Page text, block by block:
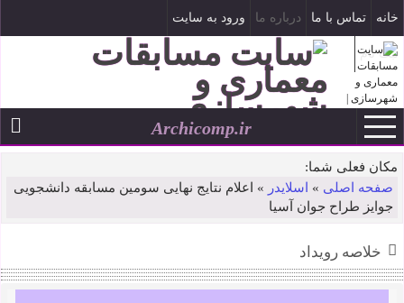
خانه تماس با ما درباره ما ورود به سایت
ثبت نام
Archicomp.ir
مکان فعلی شما:
صفحه اصلی » اسلایدر »
اعلام نتایج نهایی سومین مسابقه دانشجویی
جوایز طراح جوان آسیا
خلاصه رویداد